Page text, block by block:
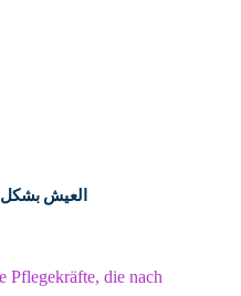
العيش بشكل